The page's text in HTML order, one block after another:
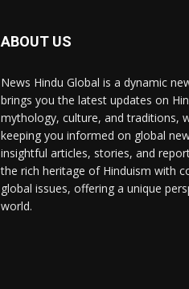
ABOUT US
News Hindu Global is a dynamic
brings you the latest updates on
mythology, culture, and traditions,
keeping you informed on global
insightful articles, stories, and
the rich heritage of Hinduism with
global issues, offering a unique
world.